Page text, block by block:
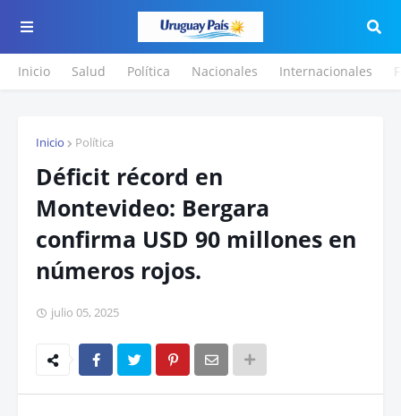
Inicio Salud Política Nacionales Internacionales
Inicio Política
Déficit récord en
Montevideo: Bergara
confirma USD 90 millones en
números rojos.
julio 05, 2025